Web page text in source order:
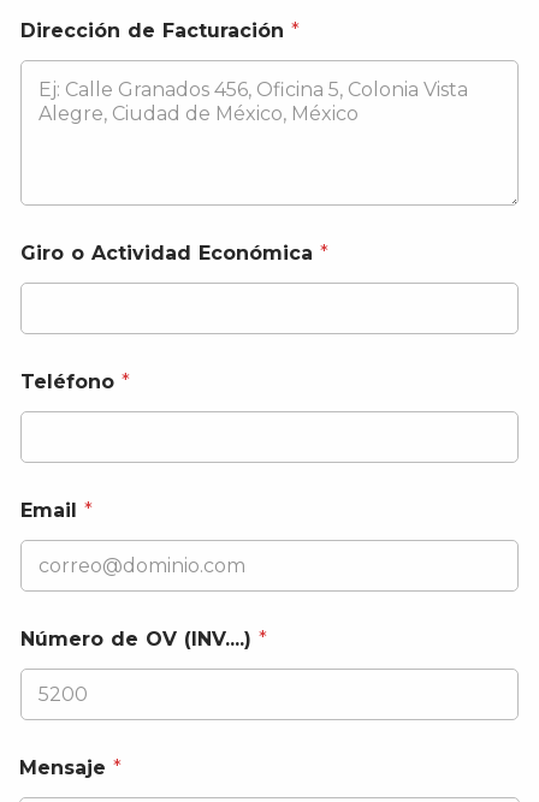
Dirección de Facturación *
Giro o Actividad Económica *
Teléfono *
Email *
Número de OV (INV....) *
Mensaje *